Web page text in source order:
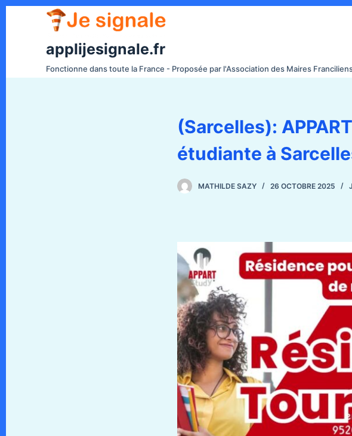
e
applijesignale.fr
Fonctionne dans toute la France - Proposée par l'Association des Maires
(Sarcelles):
étudiante à
MATHILDE SAZY 26 OCTOBRE 2025